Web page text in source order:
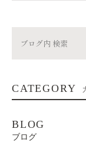
CATEGORY
BLOG
ブログ